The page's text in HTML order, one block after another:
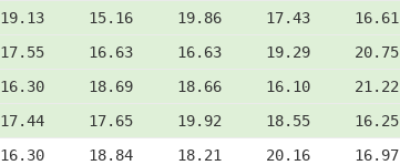
19.13     15.16     19.86     17.43     16.61
17.55     16.63     16.63     19.29     20.75
16.30     18.69     18.66     16.10     21.22
17.44     17.65     19.92     18.55     16.25
16.30     18.84     18.21     20.16     16.97